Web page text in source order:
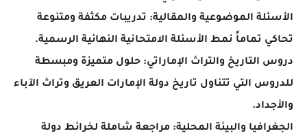
الموضوعية والمقالية: تدريبات مكثفة ومتنوعة
تماماً نمط الأسئلة الامتحانية النهائية الرسمية.
التاريخ والتراث الإماراتي: حلول متميزة ومبسطة
التي تتناول تاريخ دولة الإمارات العريق وتراث الآباء
والبيئة المحلية: مراجعة شاملة لخرائط دولة